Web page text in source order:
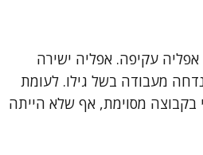
אפליה עקיפה. אפליה ישירה
מעבודה בשל גילו. לעומת
בקבוצה מסוימת, אף שלא הייתה